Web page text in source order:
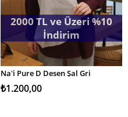
SEPETE EKLE
Na'i Pure D Desen Şal Gri
2000 TL ve Üzeri %10
İndirim
₺1.200,00